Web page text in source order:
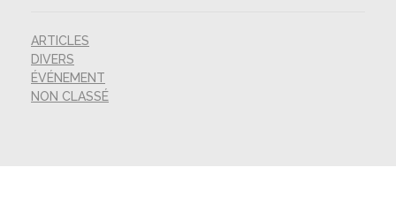
ARTICLES
DIVERS
ÉVÉNEMENT
NON CLASSÉ